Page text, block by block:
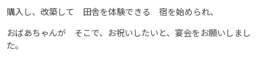
購入し、改築して 田舎を体験できる 宿を始められ、
おばあちゃんが そこで、お祝いしたいと、宴会をお願いしまし
た。